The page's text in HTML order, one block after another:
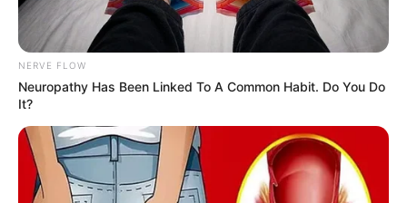
NERVE FLOW
Neuropathy Has Been Linked To A Common Habit. Do You Do
It?